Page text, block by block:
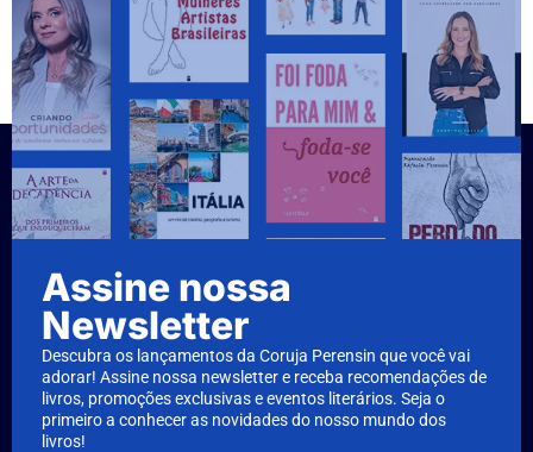
Assine nossa
Newsletter
Descubra os lançamentos da Coruja Perensin que você vai
adorar! Assine nossa newsletter e receba recomendações de
livros, promoções exclusivas e eventos literários. Seja o
primeiro a conhecer as novidades do nosso mundo dos
livros!